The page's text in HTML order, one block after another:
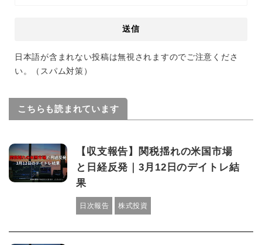
日本語が含まれない投稿は無視されますのでご注意くださ
い。（スパム対策）
こちらも読まれています
【収支報告】関税揺れの米国市場
と日経反発｜3月12日のデイトレ結
果
日次報告 株式投資